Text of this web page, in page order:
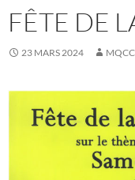
FÊTE DE
23 MARS 2024 MQCC